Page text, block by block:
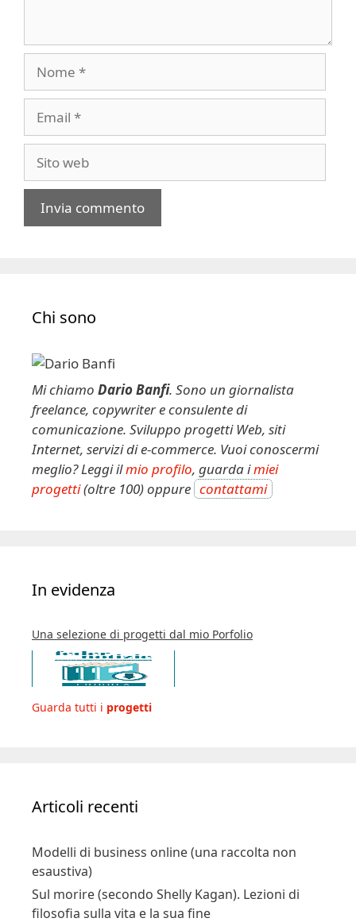
web
v
Chi sono
Mi chiamo Dario Banfi. Sono un giornalista
freelance, copywriter e consulente di
comunicazione. Sviluppo progetti Web, siti
Internet, servizi di e-commerce. Vuoi conoscermi
meglio? Leggi ilmio profilo, guarda imiei
progetti(oltre 100) oppure contattami
In evidenza
Una selezione di progetti dal mio Porfolio
Guarda tutti i progetti
Articoli recenti
Modelli di business online (una raccolta non
esaustiva)
Sul morire (secondo Shelly Kagan). Lezioni di
filosofia sulla vita e la sua fine